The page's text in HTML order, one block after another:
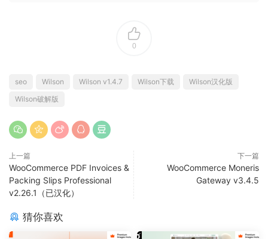
0
seo Wilson Wilson v1.4.7 Wilson下载
Wilson汉化版
Wilson破解版
上一篇
WooCommerce PDF Invoices &
Packing Slips Professional
v2.26.1（已汉化）
下一篇
WooCommerce Moneris
Gateway v3.4.5
猜你喜欢